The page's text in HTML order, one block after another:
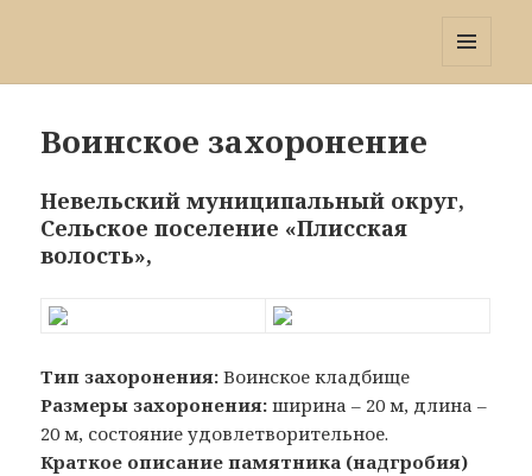
Воинское захоронение
Невельский муниципальный округ,
Сельское поселение «Плисская
волость»,
Тип захоронения: Воинское кладбище
Размеры захоронения: ширина – 20 м, длина –
20 м, состояние удовлетворительное.
Краткое описание памятника (надгробия)